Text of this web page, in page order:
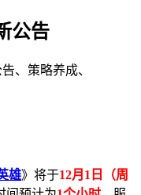
公告
、策略养成、
雄》将于12月1日（周